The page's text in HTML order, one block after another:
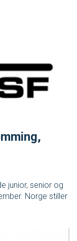
junior, senior og
Norge stiller